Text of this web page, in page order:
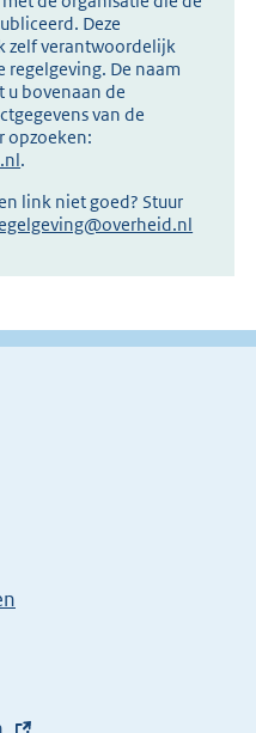
Deze
zelf verantwoordelijk
regelgeving. De naam
u bovenaan de
van de
opzoeken:
.
link niet goed? Stuur